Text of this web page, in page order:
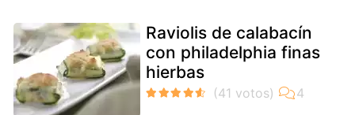
Raviolis de calabacín
con philadelphia finas
hierbas